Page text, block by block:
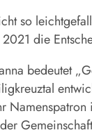
so
die
bedeutet